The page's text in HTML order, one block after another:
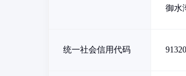
御水
统一社会信用代码